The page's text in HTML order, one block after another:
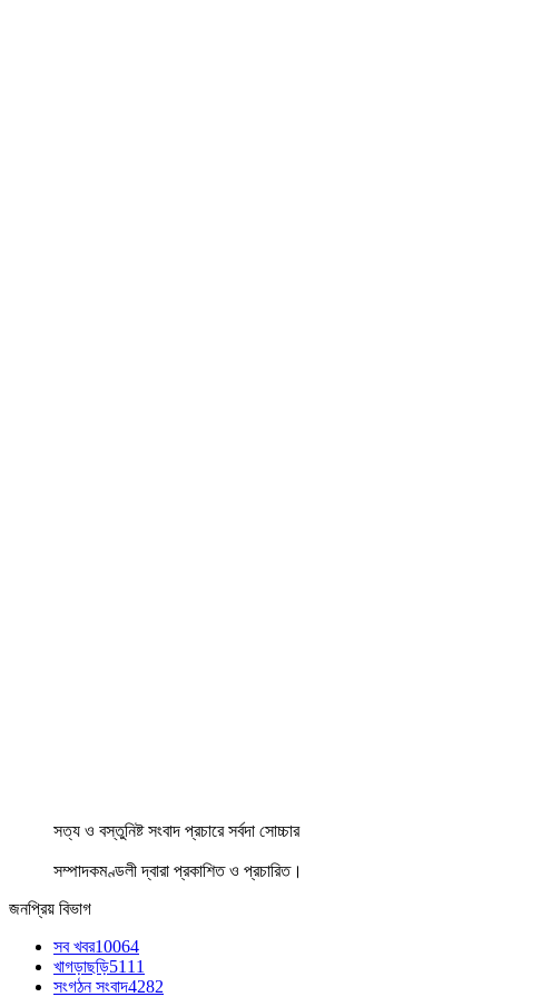
সত্য ও বস্তুনিষ্ট সংবাদ প্রচারে সর্বদা সোচ্চার
সম্পাদকমণ্ডলী দ্বারা প্রকাশিত ও প্রচারিত।
জনপ্রিয় বিভাগ
সব খবর10064
খাগড়াছড়ি5111
সংগঠন সংবাদ4282